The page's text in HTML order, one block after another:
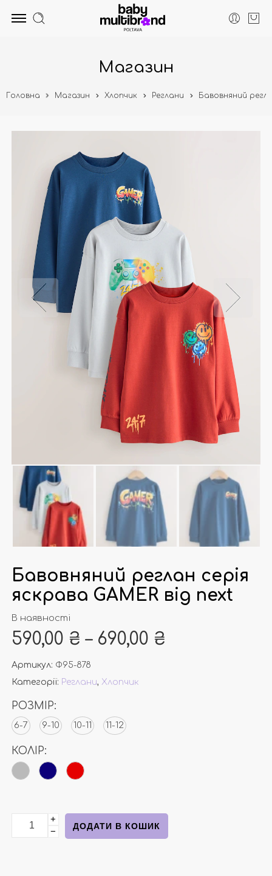
Магазин
Головна Магазин Хлопчик Реглани Бавовняний
Бавовняний реглан серія
яскрава GAMER від next
В наявності
590,00 ₴ – 690,00 ₴
Артикул: Ф95-878
Категорії: Реглани, Хлопчик
РОЗМІР:
6-7 9-10 10-11 11-12
КОЛІР:
Бавовняний реглан серія яскрава GAMER від next
+
−
ДОДАТИ В КОШИК